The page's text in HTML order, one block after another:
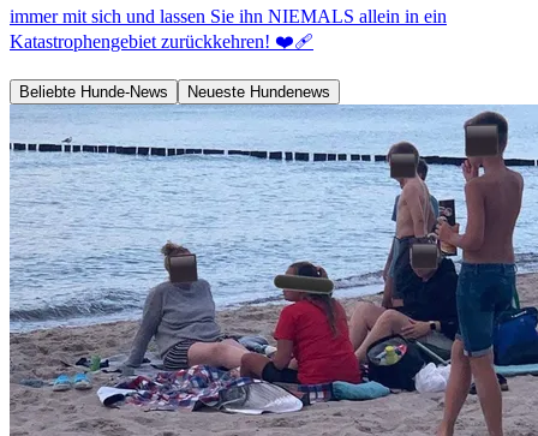
immer mit sich und lassen Sie ihn NIEMALS allein in ein
Katastrophengebiet zurückkehren! ❤️‍🩹
Beliebte Hunde-News Neueste Hundenews